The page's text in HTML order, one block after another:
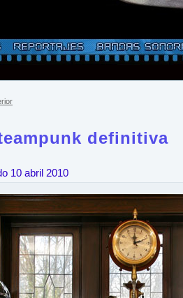
definitiva
10 abril 2010